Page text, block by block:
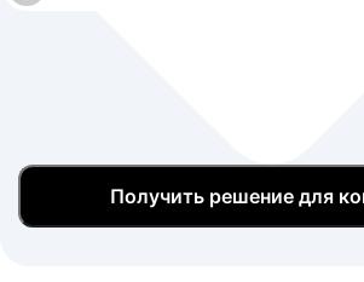
Получить решение для